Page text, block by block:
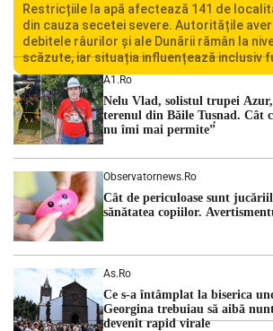
Restricțiile la apă afectează 141 de
din cauza secetei severe. Autoritățile
debitele râurilor și ale Dunării rămân la
scăzute, iar situația influențează inclusiv
Centralei Nucleare de la Cernavodă.
cu una dintre cele mai dificile perioade din
hidrologic din ultimii ani. Lipsa […]
A1.ro
Nelu Vlad, solistul trupei
terenul din Băile Tușnad. Cât
nu îmi mai permite”
Observatornews.ro
Cât de periculoase sunt
sănătatea copiilor.
As.ro
Ce s-a întâmplat la biserica
Georgina trebuiau să aibă
devenit rapid virale